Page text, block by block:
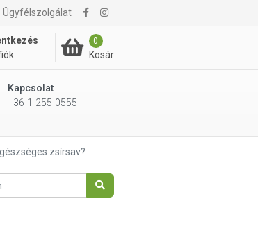
Ügyfélszolgálat
0
Kosár
Kapcsolat
+36-1-255-0555
zsírsav?